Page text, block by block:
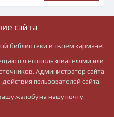
сайта
библиотеки в твоем кармане!
его пользователями или
Администратор сайта
пользователей сайта.
жалобу на нашу почту